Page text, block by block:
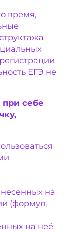
время,
ЕГЭ не
при себе
на
(формул,
на неё